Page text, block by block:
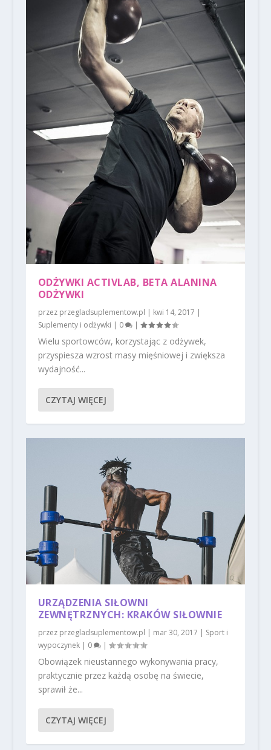
ODŻYWKI ACTIVLAB, BETA ALANINA
ODŻYWKI
przez przegladsuplementow.pl | kwi 14, 2017 |
Suplementy i odżywki | 0 |
Wielu sportowców, korzystając z odżywek,
przyspiesza wzrost masy mięśniowej i zwiększa
wydajność...
CZYTAJ WIĘCEJ
URZĄDZENIA SIŁOWNI
ZEWNĘTRZNYCH: KRAKÓW SIŁOWNIE
przez przegladsuplementow.pl | mar 30, 2017 | Sport i
wypoczynek| 0 |
Obowiązek nieustannego wykonywania pracy,
praktycznie przez każdą osobę na świecie,
sprawił że...
CZYTAJ WIĘCEJ